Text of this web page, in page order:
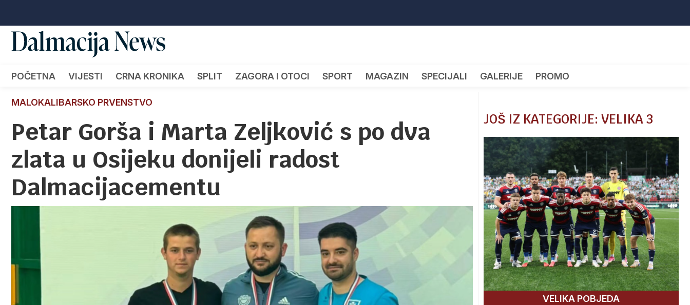
POČETNA VIJESTI CRNA KRONIKA SPLIT ZAGORA I OTOCI SPORT MAGAZIN SPECIJALI GALERIJE PROMO
MALOKALIBARSKO PRVENSTVO
Petar Gorša i Marta Zeljković s po dva
zlata u Osijeku donijeli radost
Dalmacijacementu
JOŠ IZ KATEGORIJE: VELIKA 3
VELIKA POBJEDA